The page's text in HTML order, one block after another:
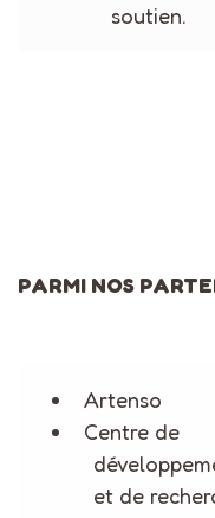
soutien.
PARMI NOS
Artenso
Centre de
et de